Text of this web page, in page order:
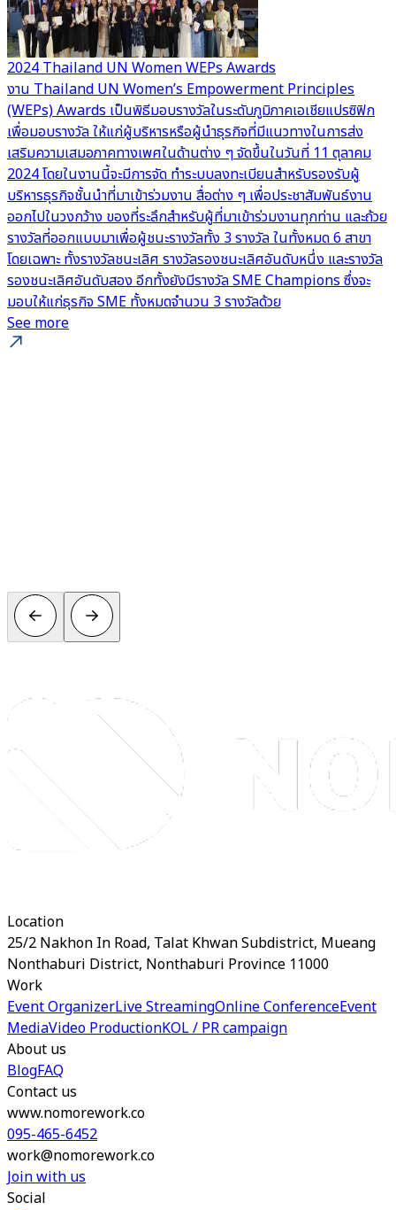
2024 Thailand UN Women WEPs Awards
งาน Thailand UN Women’s Empowerment Principles
(WEPs) Awards เป็นพิธีมอบรางวัลในระดับภูมิภาคเอเชียแปรซิฟิก
เพื่อมอบรางวัล ให้แก่ผู้บริหารหรือผู้นำธุรกิจที่มีแนวทางในการส่ง
เสริมความเสมอภาคทางเพศในด้านต่าง ๆ จัดขึ้นในวันที่ 11 ตุลาคม
2024 โดยในงานนี้จะมีการจัด ทำระบบลงทะเบียนสำหรับรองรับผู้
บริหารธุรกิจชั้นนำที่มาเข้าร่วมงาน สื่อต่าง ๆ เพื่อประชาสัมพันธ์งาน
ออกไปในวงกว้าง ของที่ระลึกสำหรับผู้ที่มาเข้าร่วมงานทุกท่าน และถ้วย
รางวัลที่ออกแบบมาเพื่อผู้ชนะรางวัลทั้ง 3 รางวัล ในทั้งหมด 6 สาขา
โดยเฉพาะ ทั้งรางวัลชนะเลิศ รางวัลรองชนะเลิศอันดับหนึ่ง และรางวัล
รองชนะเลิศอันดับสอง อีกทั้งยังมีรางวัล SME Champions ซึ่งจะ
มอบให้แก่ธุรกิจ SME ทั้งหมดจำนวน 3 รางวัลด้วย
See more
Location
25/2 Nakhon In Road, Talat Khwan Subdistrict, Mueang
Nonthaburi District, Nonthaburi Province 11000
Work
Event OrganizerLive StreamingOnline ConferenceEvent
MediaVideo ProductionKOL / PR campaign
About us
BlogFAQ
Contact us
www.nomorework.co
095-465-6452
work@nomorework.co
Join with us
Social